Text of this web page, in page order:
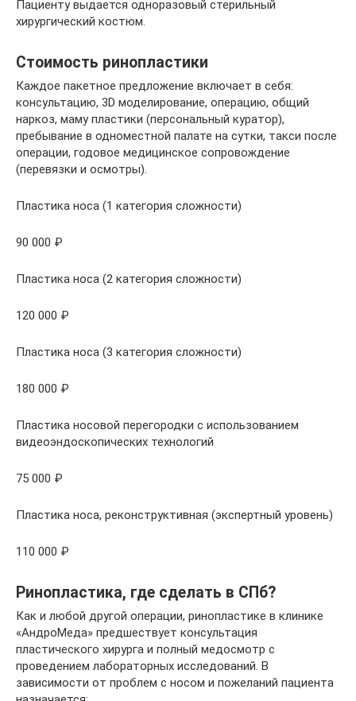
Пациенту выдается одноразовый стерильный
хирургический костюм.
Стоимость ринопластики
Каждое пакетное предложение включает в себя:
консультацию, 3D моделирование, операцию, общий
наркоз, маму пластики (персональный куратор),
пребывание в одноместной палате на сутки, такси после
операции, годовое медицинское сопровождение
(перевязки и осмотры).
Пластика носа (1 категория сложности)
90 000 ₽
Пластика носа (2 категория сложности)
120 000 ₽
Пластика носа (3 категория сложности)
180 000 ₽
Пластика носовой перегородки с использованием
видеоэндоскопических технологий
75 000 ₽
Пластика носа, реконструктивная (экспертный уровень)
110 000 ₽
Ринопластика, где сделать в СПб?
Как и любой другой операции, ринопластике в клинике
«АндроМеда» предшествует консультация
пластического хирурга и полный медосмотр с
проведением лабораторных исследований. В
зависимости от проблем с носом и пожеланий пациента